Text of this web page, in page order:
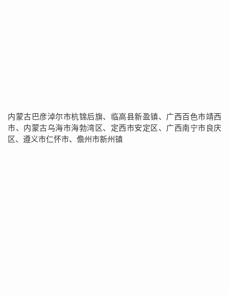
内蒙古巴彦淖尔市杭锦后旗、临高县新盈镇、广西百色市靖西
市、内蒙古乌海市海勃湾区、定西市安定区、广西南宁市良庆
区、遵义市仁怀市、儋州市新州镇